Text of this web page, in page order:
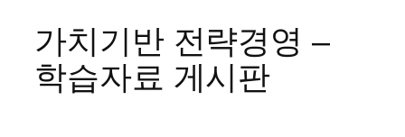
가치기반 전략경영 –
학습자료 게시판